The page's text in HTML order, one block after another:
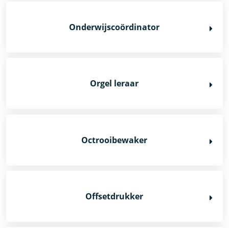
Onderwijscoördinator
Orgel leraar
Octrooibewaker
Offsetdrukker